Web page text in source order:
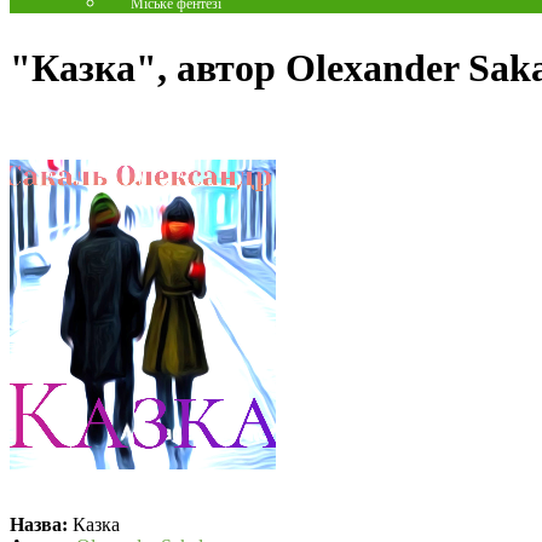
Міське фентезі
"Казка", автор Olexander
Назва: Казка